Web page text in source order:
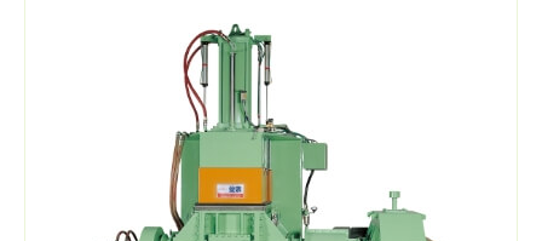
密封式高速混合機
橡膠塑膠揑合機